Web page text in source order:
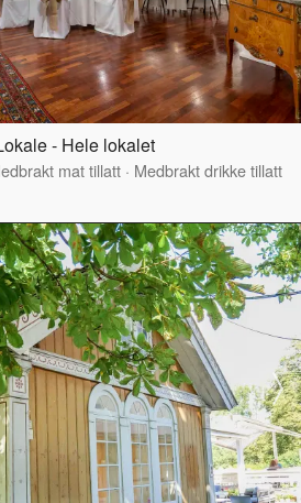
- Hele lokalet
mat tillatt · Medbrakt drikke tillatt